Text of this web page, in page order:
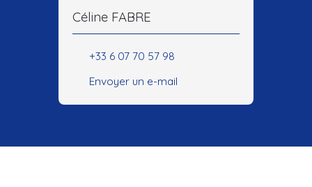
Céline FABRE
+33 6 07 70 57 98
Envoyer un e-mail